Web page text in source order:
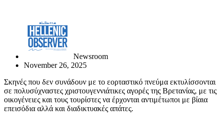
Newsroom
November 26, 2025
Σκηνές που δεν συνάδουν με το εορταστικό πνεύμα εκτυλίσσονται
σε πολυσύχναστες χριστουγεννιάτικες αγορές της Βρετανίας, με τις
οικογένειες και τους τουρίστες να έρχονται αντιμέτωποι με βίαια
επεισόδια αλλά και διαδικτυακές απάτες.